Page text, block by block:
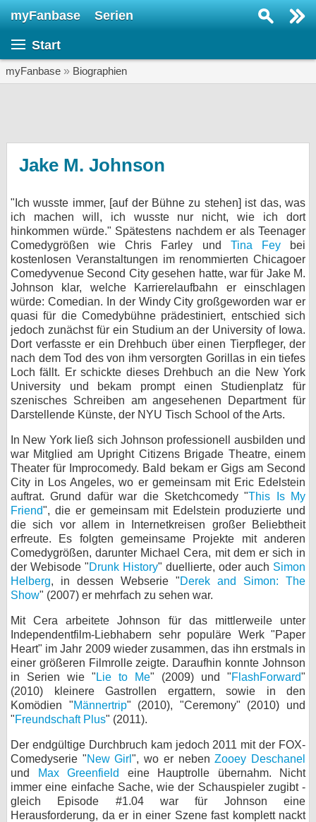
myFanbase Serien
Start
myFanbase » Biographien
Jake M. Johnson
"Ich wusste immer, [auf der Bühne zu stehen] ist das, was
ich machen will, ich wusste nur nicht, wie ich dort
hinkommen würde." Spätestens nachdem er als Teenager
Comedygrößen wie Chris Farley und Tina Feybei
kostenlosen Veranstaltungen im renommierten Chicagoer
Comedyvenue Second City gesehen hatte, war für Jake M.
Johnson klar, welche Karrierelaufbahn er einschlagen
würde: Comedian. In der Windy City großgeworden war er
quasi für die Comedybühne prädestiniert, entschied sich
jedoch zunächst für ein Studium an der University of Iowa.
Dort verfasste er ein Drehbuch über einen Tierpfleger, der
nach dem Tod des von ihm versorgten Gorillas in ein tiefes
Loch fällt. Er schickte dieses Drehbuch an die New York
University und bekam prompt einen Studienplatz für
szenisches Schreiben am angesehenen Department für
Darstellende Künste, der NYU Tisch School of the Arts.
In New York ließ sich Johnson professionell ausbilden und
war Mitglied am Upright Citizens Brigade Theatre, einem
Theater für Improcomedy. Bald bekam er Gigs am Second
City in Los Angeles, wo er gemeinsam mit Eric Edelstein
auftrat. Grund dafür war die Sketchcomedy "This Is My
Friend", die er gemeinsam mit Edelstein produzierte und
die sich vor allem in Internetkreisen großer Beliebtheit
erfreute. Es folgten gemeinsame Projekte mit anderen
Comedygrößen, darunter Michael Cera, mit dem er sich in
der Webisode "Drunk History" duellierte, oder auch Simon
Helberg, in dessen Webserie "Derek and Simon: The
Show" (2007) er mehrfach zu sehen war.
Mit Cera arbeitete Johnson für das mittlerweile unter
Independentfilm-Liebhabern sehr populäre Werk "Paper
Heart" im Jahr 2009 wieder zusammen, das ihn erstmals in
einer größeren Filmrolle zeigte. Daraufhin konnte Johnson
in Serien wie " Lie to Me" (2009) und "FlashForward"
(2010) kleinere Gastrollen ergattern, sowie in den
Komödien "Männertrip" (2010), "Ceremony" (2010) und
"Freundschaft Plus" (2011).
Der endgültige Durchbruch kam jedoch 2011 mit der FOX-
Comedyserie "New Girl", wo er nebenZooey Deschanel
und
Max Greenfield
eine Hauptrolle übernahm. Nicht
immer eine einfache Sache, wie der Schauspieler zugibt -
gleich Episode #1.04 war für Johnson eine
Herausforderung, da er in einer Szene fast komplett nackt
KULTUR
Specials
SERVICE
Gewinnspiele
Forum
bei X
bei Facebook
Kontakt
Nutzungsbedingungen
Datenschutz
Cookie-Einstellungen
Impressum
Desktop-Ansicht
myFanbase